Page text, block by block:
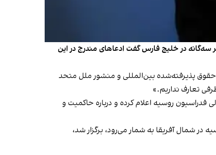
سه‌گانه در خلیج فارس گفت ادعاهای مندرج در این
پذیرفته‌شده بین‌المللی و منشور ملل متحد
تعارف نداریم.»
فدراسیون روسیه اعلام کرده و درباره حاکمیت و
الجزایر که از متحدان روسیه در شمال آفریقا به شمار می‌رود، برگزار شد،